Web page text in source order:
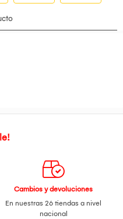
Cambios y devoluciones
En nuestras 26 tiendas a nivel
nacional